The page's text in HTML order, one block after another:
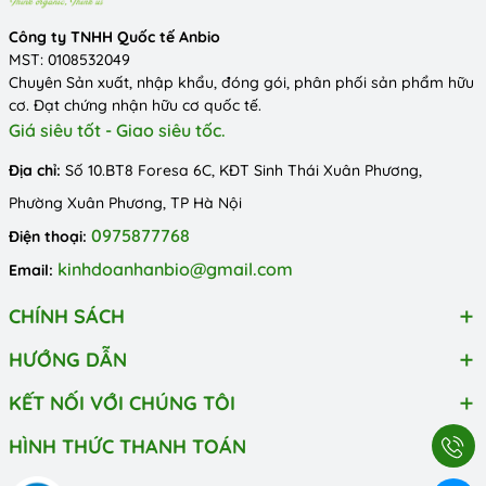
Công ty TNHH Quốc tế Anbio
MST: 0108532049
Chuyên Sản xuất, nhập khẩu, đóng gói, phân phối sản phẩm hữu
cơ. Đạt chứng nhận hữu cơ quốc tế.
Giá siêu tốt - Giao siêu tốc.
Địa chỉ: Số 10.BT8 Foresa 6C, KĐT Sinh Thái Xuân Phương,
Phường Xuân Phương, TP Hà Nội
Điện thoại: 0975877768
Email: kinhdoanhanbio@gmail.com
CHÍNH SÁCH
HƯỚNG DẪN
KẾT NỐI VỚI CHÚNG TÔI
HÌNH THỨC THANH TOÁN